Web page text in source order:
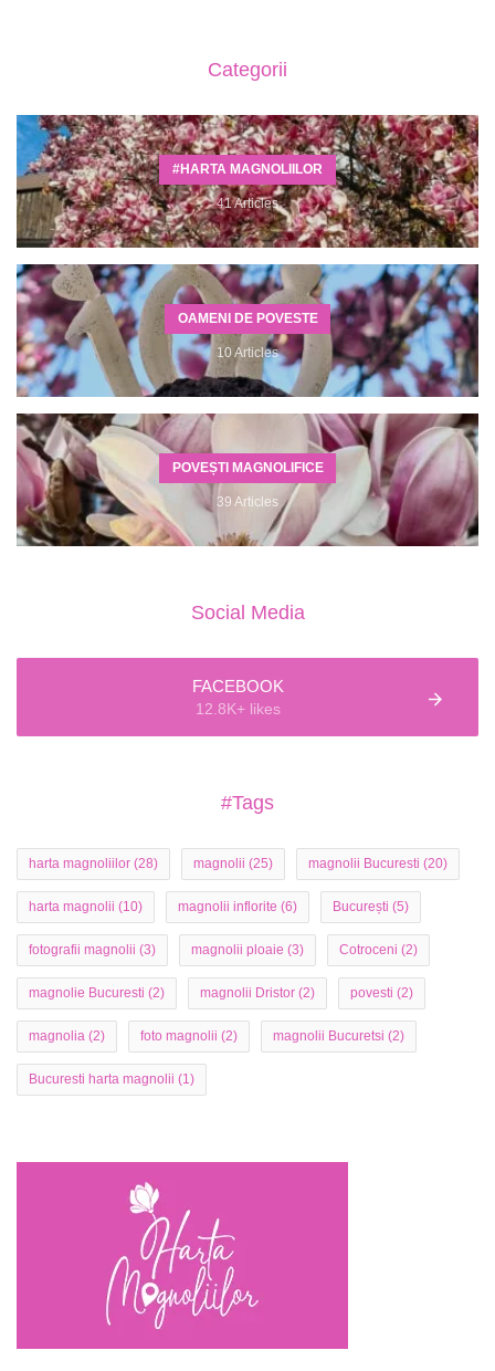
Categorii
#HARTA MAGNOLIILOR
41 Articles
OAMENI DE POVESTE
10 Articles
POVEȘTI MAGNOLIFICE
39 Articles
Social Media
FACEBOOK
12.8K+ likes
#Tags
harta magnoliilor (28) magnolii (25) magnolii Bucuresti (20)
harta magnolii (10) magnolii inflorite (6) București (5)
fotografii magnolii (3) magnolii ploaie (3) Cotroceni (2)
magnolie Bucuresti (2) magnolii Dristor (2) povesti (2)
magnolia (2) foto magnolii (2) magnolii Bucuretsi (2)
Bucuresti harta magnolii (1)